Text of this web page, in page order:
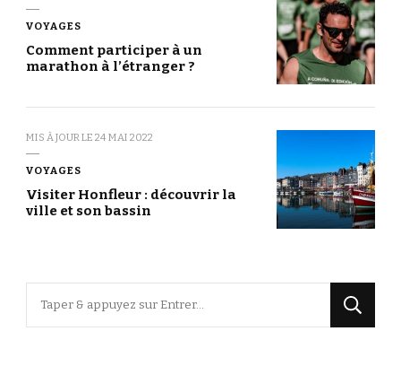
VOYAGES
Comment participer à un
marathon à l’étranger ?
MIS À JOUR LE 24 MAI 2022
VOYAGES
Visiter Honfleur : découvrir la
ville et son bassin